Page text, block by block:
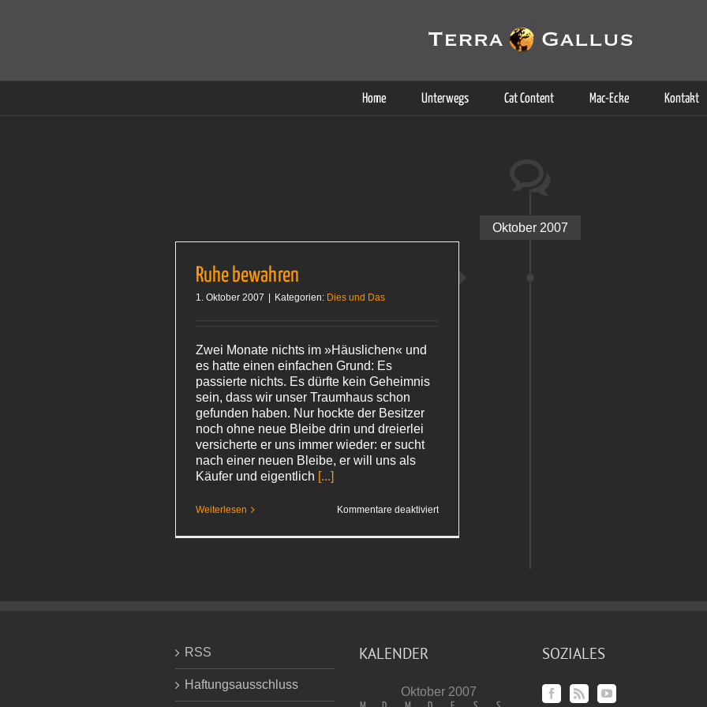
Home Unterwegs Cat Content Mac-Ecke Kontakt
Oktober 2007
Ruhe bewahren
1. Oktober 2007 Kategorien: Dies und Das
Zwei Monate nichts im »Häuslichen« und
es hatte einen einfachen Grund: Es
passierte nichts. Es dürfte kein Geheimnis
sein, dass wir unser Traumhaus schon
gefunden haben. Nur hockte der Besitzer
noch ohne neue Bleibe drin und dreierlei
versicherte er uns immer wieder: er sucht
nach einer neuen Bleibe, er will uns als
Käufer und eigentlich [...]
Weiterlesen Kommentare deaktiviertfür
RSS
Haftungsausschluss
KALENDER
Oktober 2007
SOZIALES
Cookies helfen auf auf dieser Seite bei der Bereitstellung der Dienste. Durch die Nutzung dieser Webseite erklären Sie sich
Weitere Informationen